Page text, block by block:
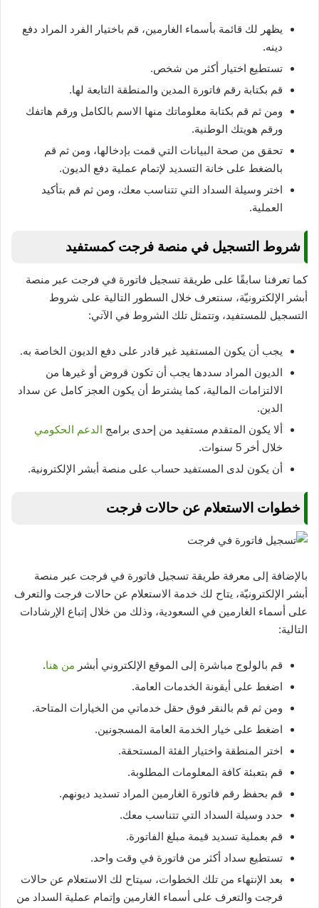
يظهر لك قائمة بأسماء الغارمين، قم باختيار الفرد المراد دفع
دينه.
تستطيع اختيار أكثر من شخص.
قم بكتابة رقم فاتورة المدين والمنطقة التابعة لها.
ومن ثم قم بكتابة معلوماتك منها الاسم بالكامل ورقم هاتفك
ورقم هويتك الوطنية.
تحقق من صحة البيانات التي قمت بإدخالها، ومن ثم قم
بالضغط على خانة التسديد لإتمام عملية دفع الديون.
اختر وسيلة السداد التي تتناسب معك، ومن ثم قم بتأكيد
العملية.
شروط التسجيل في منصة فرجت كمستفيد
كما تعرفنا سابقًا على طريقة تسجيل فاتورة في فرجت عبر منصة
أبشر الإلكترونيّة، سنتعرف خلال السطور التالية على شروط
التسجيل للمستفيد، وتتمثل تلك الشروط في الآتي:
يجب أن يكون المستفيد غير قادر على دفع الديون الخاصة به.
الديون المراد سددها يجب أن تكون قروض أو غيرها من
الالتزامات المالية، كما يشترط أن يكون العجز كامل عن سداد
الدين.
ألا يكون المتقدم مستفيد من إحدى برامج الدعم الحكومي
خلال أخر 5 سنوات.
أن يكون لدى المستفيد حساب على منصة أبشر الإلكترونية.
خطوات الاستعلام عن حالات فرجت
بالإضافة إلى معرفة طريقة تسجيل فاتورة في فرجت عبر منصة
أبشر الإلكترونيّة، يتاح لك خدمة الاستعلام عن حالات فرجت والتعرف
على أسماء الغارمين في السعودية، وذلك من خلال إتباع الإرشادات
التالية:
قم بالولوج مباشرة إلى الموقع الإلكتروني أبشر من هنا.
اضغط على أيقونة الخدمات العامة.
ومن ثم قم بالنقر فوق حقل خدماتي من الخيارات المتاحة.
اضغط على خيار الخدمة العامة المسجونين.
اختر المنطقة واختيار الفئة المستحقة.
قم بتعبئة كافة المعلومات المطلوبة.
قم بحفظ رقم فاتورة الغارمين المراد تسديد ديونهم.
حدد وسيلة السداد التي تتناسب معك.
قم بعملية تسديد قيمة مبلغ الفاتورة.
تستطيع سداد أكثر من فاتورة في وقت واحد.
بعد الإنتهاء من تلك الخطوات، سيتاح لك الاستعلام عن حالات
فرجت والتعرف على أسماء الغارمين وإتمام عملية السداد من